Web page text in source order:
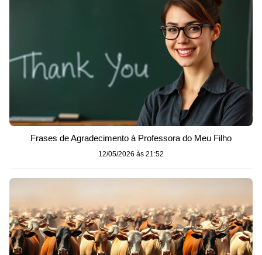
Frases de Agradecimento à Professora do Meu Filho
12/05/2026 às 21:52